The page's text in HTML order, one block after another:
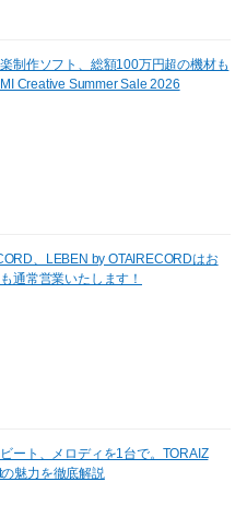
制作ソフト、総額100万円超の機材も
Creative Summer Sale 2026
、LEBEN by OTAIRECORDはお
通常営業いたします！
ート、メロディを1台で。TORAIZ
魅力を徹底解説